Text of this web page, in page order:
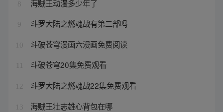
8 海贼王动漫多少年了
9 斗罗大陆之燃魂战有第二部吗
10 斗破苍穹漫画六漫画免费阅读
斗破苍穹20集免费观看
12 斗罗大陆之燃魂战22集免费观看
13 海贼王壮志雄心背包在哪